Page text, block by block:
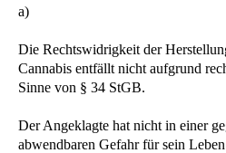
a)
Die Rechtswidrigkeit der
Cannabis entfällt nicht aufgrund
Sinne von § 34 StGB.
Der Angeklagte hat nicht in einer
abwendbaren Gefahr für sein